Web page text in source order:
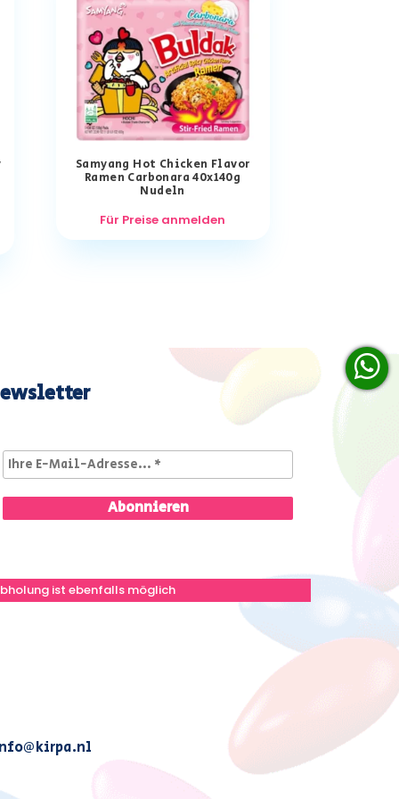
Samyang Hot Chicken Flavor
Ramen Carbonara 40x140g
Nudeln
Für Preise anmelden
ist ebenfalls möglich